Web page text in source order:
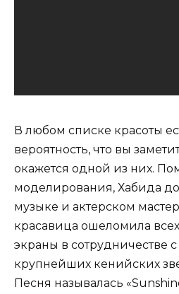
В любом списке красоты
вероятность, что вы
окажется одной из них.
моделирования, Хабида
музыке и актерском
красавица ошеломила
экраны в сотрудничестве
крупнейших кенийских
Песня называлась